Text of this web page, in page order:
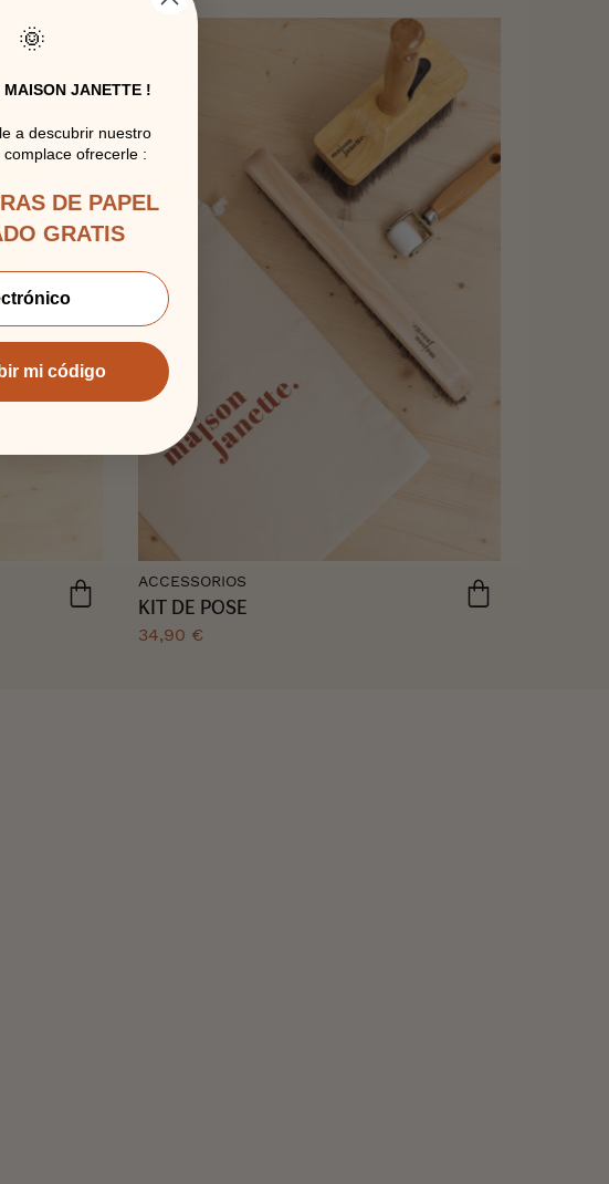
ACCESSORIOS
KIT DE POSE
34,90 €
🌞
MAISON JANETTE !
a descubrir nuestro
ofrecerle :
DE PAPEL
GRATIS
mi código